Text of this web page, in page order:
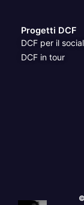
Progetti DCF
DCF per il
DCF in tour